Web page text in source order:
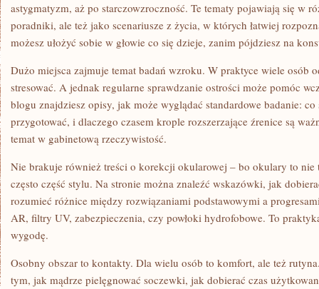
astygmatyzm, aż po starczowzroczność. Te tematy pojawiają się w
poradniki, ale też jako scenariusze z życia, w których łatwiej
możesz ułożyć sobie w głowie co się dzieje, zanim pójdziesz na
Dużo miejsca zajmuje temat badań wzroku. W praktyce wiele osób
stresować. A jednak regularne sprawdzanie ostrości może pomóc
blogu znajdziesz opisy, jak może wyglądać standardowe badanie:
przygotować, i dlaczego czasem krople rozszerzające źrenice są
temat w gabinetową rzeczywistość.
Nie brakuje również treści o korekcji okularowej – bo okulary to
często część stylu. Na stronie można znaleźć wskazówki, jak
rozumieć różnice między rozwiązaniami podstawowymi a
AR, filtry UV, zabezpieczenia, czy powłoki hydrofobowe. To
wygodę.
Osobny obszar to kontakty. Dla wielu osób to komfort, ale też
tym, jak mądrze pielęgnować soczewki, jak dobierać czas